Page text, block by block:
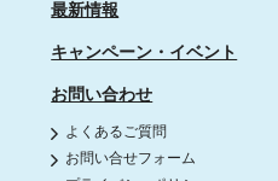
最新情報
キャンペーン・イベント
お問い合わせ
よくあるご質問
お問い合せフォーム